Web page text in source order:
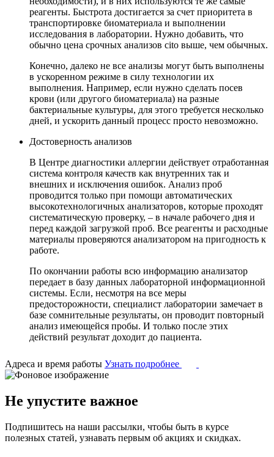
реагенты. Быстрота достигается за счет приоритета в
транспортировке биоматериала и выполнении
исследования в лаборатории. Нужно добавить, что
обычно цена срочных анализов cito выше, чем обычных.
Конечно, далеко не все анализы могут быть выполнены
в ускоренном режиме в силу технологии их
выполнения. Например, если нужно сделать посев
крови (или другого биоматериала) на разные
бактериальные культуры, для этого требуется несколько
дней, и ускорить данный процесс просто невозможно.
Достоверность анализов
В Центре диагностики аллергии действует отработанная
система контроля качеств как внутренних так и
внешних и исключения ошибок. Анализ проб
проводится только при помощи автоматических
высокотехнологичных анализаторов, которые проходят
систематическую проверку, – в начале рабочего дня и
перед каждой загрузкой проб. Все реагенты и расходные
материалы проверяются анализатором на пригодность к
работе.
По окончании работы всю информацию анализатор
передает в базу данных лабораторной информационной
системы. Если, несмотря на все меры
предосторожности, специалист лаборатории замечает в
базе сомнительные результаты, он проводит повторный
анализ имеющейся пробы. И только после этих
действий результат доходит до пациента.
Адреса и время работы Узнать подробнее
Не упустите важное
Подпишитесь на наши рассылки, чтобы быть в курсе
полезных статей, узнавать первым об акциях и скидках.